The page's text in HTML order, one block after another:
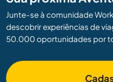
Junte-se à comunidade
descobrir experiências de
50.000 oportunidades por